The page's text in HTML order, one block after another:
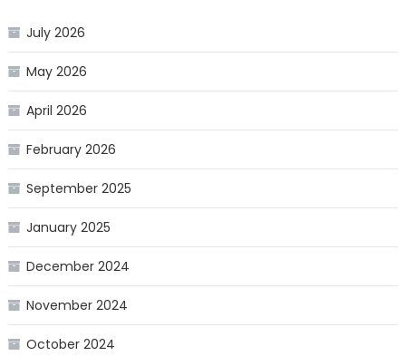
July 2026
May 2026
April 2026
February 2026
September 2025
January 2025
December 2024
November 2024
October 2024